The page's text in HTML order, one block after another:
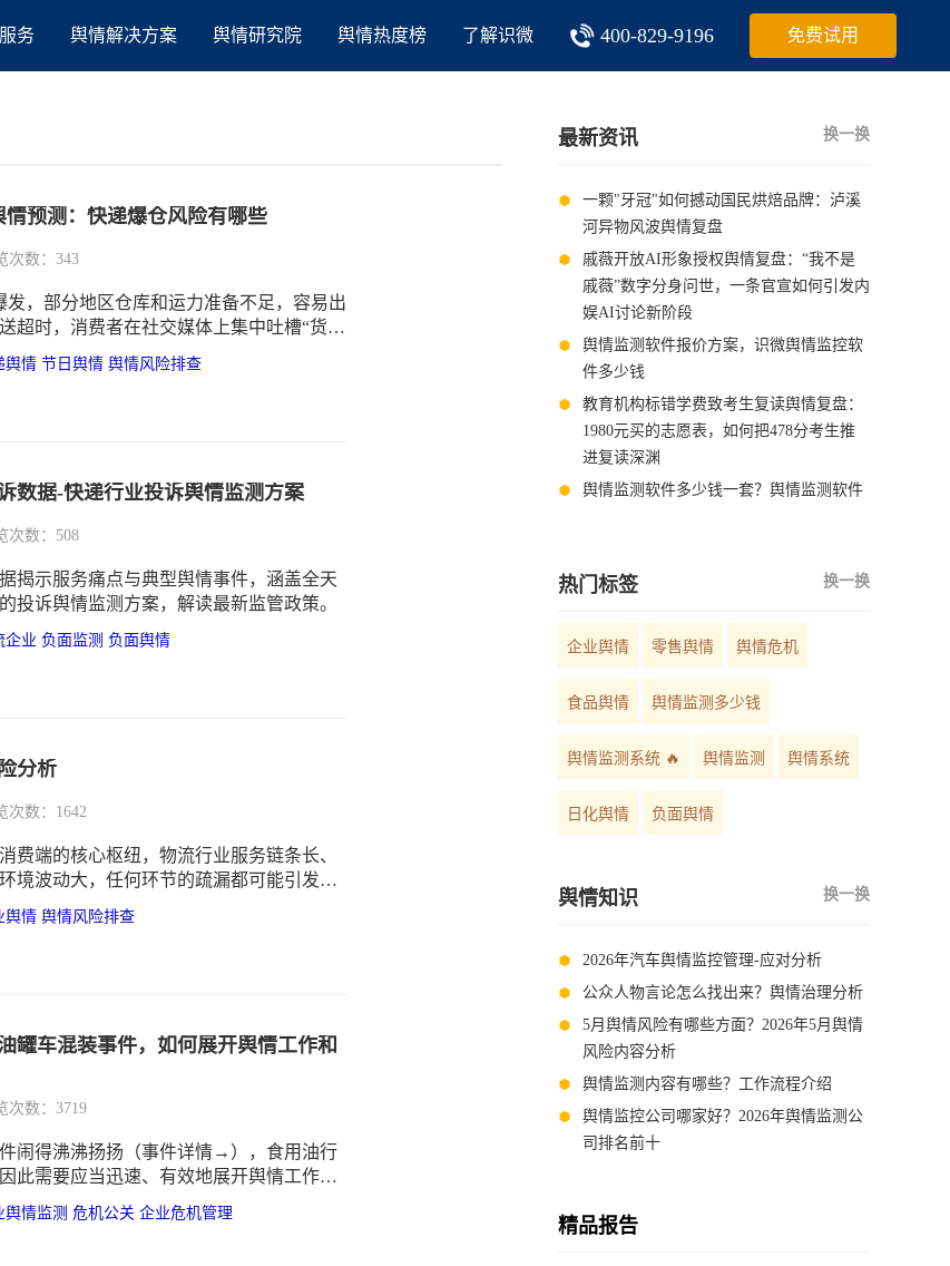
务 舆情解决方案 舆情研究院 舆情热度榜 了解识微 400-829-9196 免费试用
情预测：快递爆仓风险有哪些
次数：343
发，部分地区仓库和运力准备不足，容易出
超时，消费者在社交媒体上集中吐槽“货发
舆情 节日舆情 舆情风险排查
数据-快递行业投诉舆情监测方案
次数：508
揭示服务痛点与典型舆情事件，涵盖全天
投诉舆情监测方案，解读最新监管政策。
企业 负面监测 负面舆情
分析
次数：1642
费端的核心枢纽，物流行业服务链条长、
境波动大，任何环节的疏漏都可能引发舆
形象和市场信任造成冲击。
舆情 舆情风险排查
罐车混装事件，如何展开舆情工作和
次数：3719
闹得沸沸扬扬（事件详情→​），食用油行
此需要应当迅速、有效地展开舆情工作和
牌形象
舆情监测 危机公关 企业危机管理
最新资讯 换一换
一颗"牙冠"如何撼动国民烘焙品牌：泸溪
河异物风波舆情复盘
戚薇开放AI形象授权舆情复盘：“我不是
戚薇”数字分身问世，一条官宣如何引发内
娱AI讨论新阶段
舆情监测软件报价方案，识微舆情监控软
件多少钱
教育机构标错学费致考生复读舆情复盘：
1980元买的志愿表，如何把478分考生推
进复读深渊
舆情监测软件多少钱一套？舆情监测软件
热门标签 换一换
企业舆情 零售舆情 舆情危机
食品舆情 舆情监测多少钱
舆情监测系统 🔥 舆情监测 舆情系统
日化舆情 负面舆情
舆情知识 换一换
2026年汽车舆情监控管理-应对分析
公众人物言论怎么找出来？舆情治理分析
5月舆情风险有哪些方面？2026年5月舆情
风险内容分析
舆情监测内容有哪些？工作流程介绍
舆情监控公司哪家好？2026年舆情监测公
司排名前十
精品报告